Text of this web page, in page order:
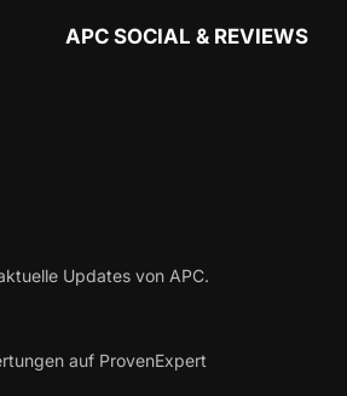
APC SOCIAL & REVIEWS
Updates von APC.
auf ProvenExpert